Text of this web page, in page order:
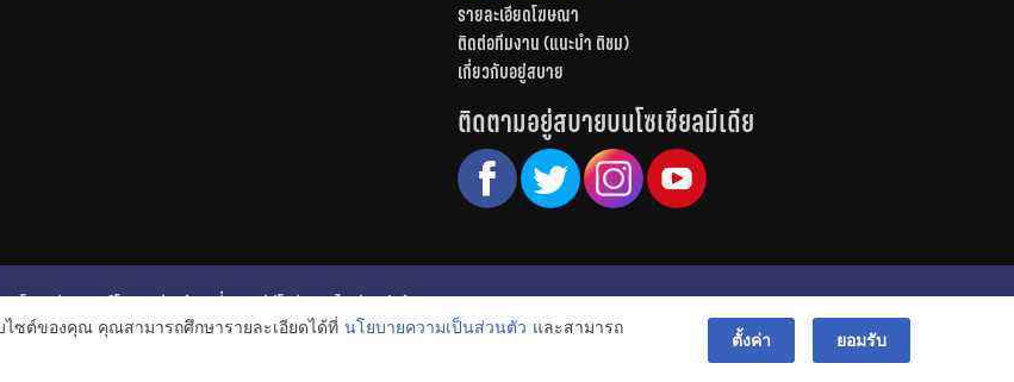
รายละเอียดโฆษณา
ติดต่อทีมงาน (แนะนำ ติชม)
เกี่ยวกับอยู่สบาย
ติดตามอยู่สบายบนโซเชียลมีเดีย
นโด รีวิวทาวน์โฮม รีวิวบ้านเดี่ยว วีดีโอรีวิว
ไอเดียแต่งบ้าน
โปรโมชั่นบ้านและคอนโด
© สงวนลิขสิทธิ์ 2556-2564
ซต์ของคุณ คุณสามารถศึกษารายละเอียดได้ที่ นโยบายความเป็นส่วนตัว และสามารถ
ตั้งค่า ยอมรับ